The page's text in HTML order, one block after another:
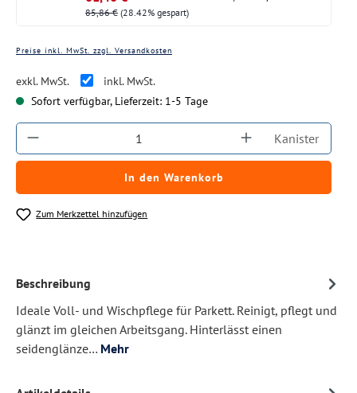
85,86 € (28.42% gespart)
Preise inkl. MwSt. zzgl. Versandkosten
exkl. MwSt.
inkl. MwSt.
Sofort verfügbar, Lieferzeit: 1-5 Tage
Produkt Anzahl: Gib den gewünschten
Kanister
In den Warenkorb
Zum Merkzettel hinzufügen
Beschreibung
Ideale Voll- und Wischpflege für Parkett. Reinigt, pflegt und
glänzt im gleichen Arbeitsgang. Hinterlässt einen
seidenglänze… Mehr